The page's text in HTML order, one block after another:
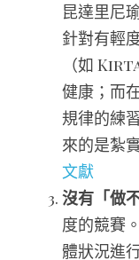
昆達里尼
針對有輕
（如
健康；而
規律的練
來的是紮
文獻
沒有「做
度的競賽
體狀況進